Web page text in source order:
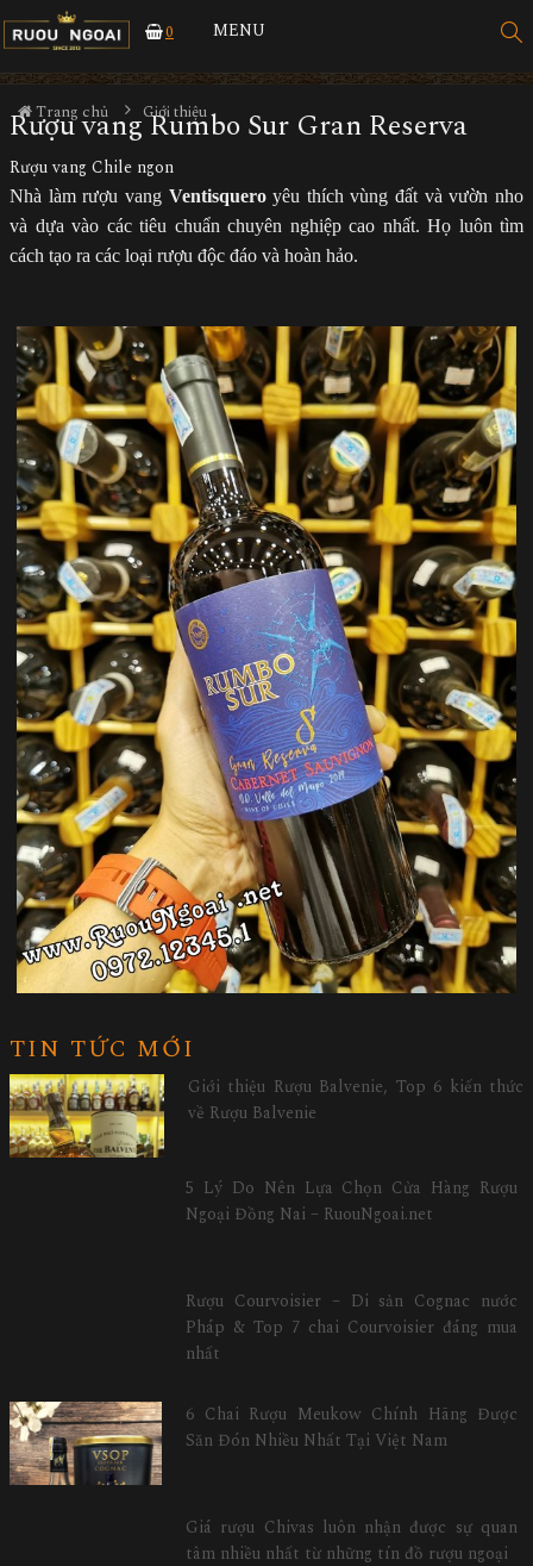
0 MENU
Trang chủ Giới thiệu
Rượu vang Rumbo Sur Gran Reserva
Rượu vang Chile ngon
Nhà làm rượu vang Ventisqueroyêu thích vùng đất và vườn nho
và dựa vào các tiêu chuẩn chuyên nghiệp cao nhất. Họ luôn tìm
cách tạo ra các loại rượu độc đáo và hoàn hảo.
TIN TỨC MỚI
Giới thiệu Rượu Balvenie, Top 6 kiến thức
về Rượu Balvenie
5 Lý Do Nên Lựa Chọn Cửa Hàng Rượu
Ngoại Đồng Nai – RuouNgoai.net
Rượu Courvoisier – Di sản Cognac nước
Pháp & Top 7 chai Courvoisier đáng mua
nhất
6 Chai Rượu Meukow Chính Hãng Được
Săn Đón Nhiều Nhất Tại Việt Nam
Giá rượu Chivas luôn nhận được sự quan
tâm nhiều nhất từ những tín đồ rượu ngoại